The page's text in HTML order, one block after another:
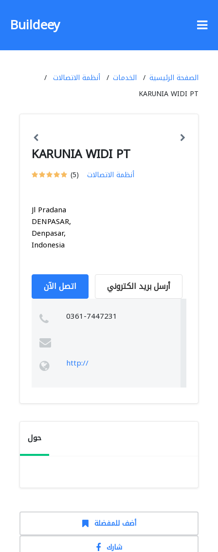
Buildeey
الصفحة الرئيسية الخدمات
أنظمة الاتصالات
KARUNIA WIDI PT
KARUNIA WIDI PT
(5) أنظمة الاتصالات
Jl Pradana
DENPASAR,
Denpasar,
Indonesia
اتصل الآن أرسل بريد الكتروني
0361-7447231
http://
حول
أضف للمفضلة
شارك